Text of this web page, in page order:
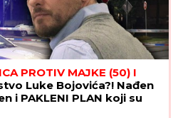
PROTIV MAJKE (50) I
Luke Bojovića?! Nađen
i PAKLENI PLAN koji su